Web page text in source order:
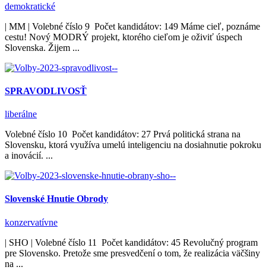
demokratické
| MM | Volebné číslo 9 Počet kandidátov: 149 Máme cieľ, poznáme
cestu! Nový MODRÝ projekt, ktorého cieľom je oživiť úspech
Slovenska. Žijem ...
SPRAVODLIVOSŤ
liberálne
Volebné číslo 10 Počet kandidátov: 27 Prvá politická strana na
Slovensku, ktorá využíva umelú inteligenciu na dosiahnutie pokroku
a inovácií. ...
Slovenské Hnutie Obrody
konzervatívne
| SHO | Volebné číslo 11 Počet kandidátov: 45 Revolučný program
pre Slovensko. Pretože sme presvedčení o tom, že realizácia väčšiny
na ...